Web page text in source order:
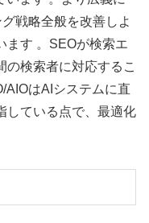
戦略全般を改善しよ
ます 。SEOが検索エ
の検索者に対応するこ
AIOはAIシステムに直
している点で、最適化